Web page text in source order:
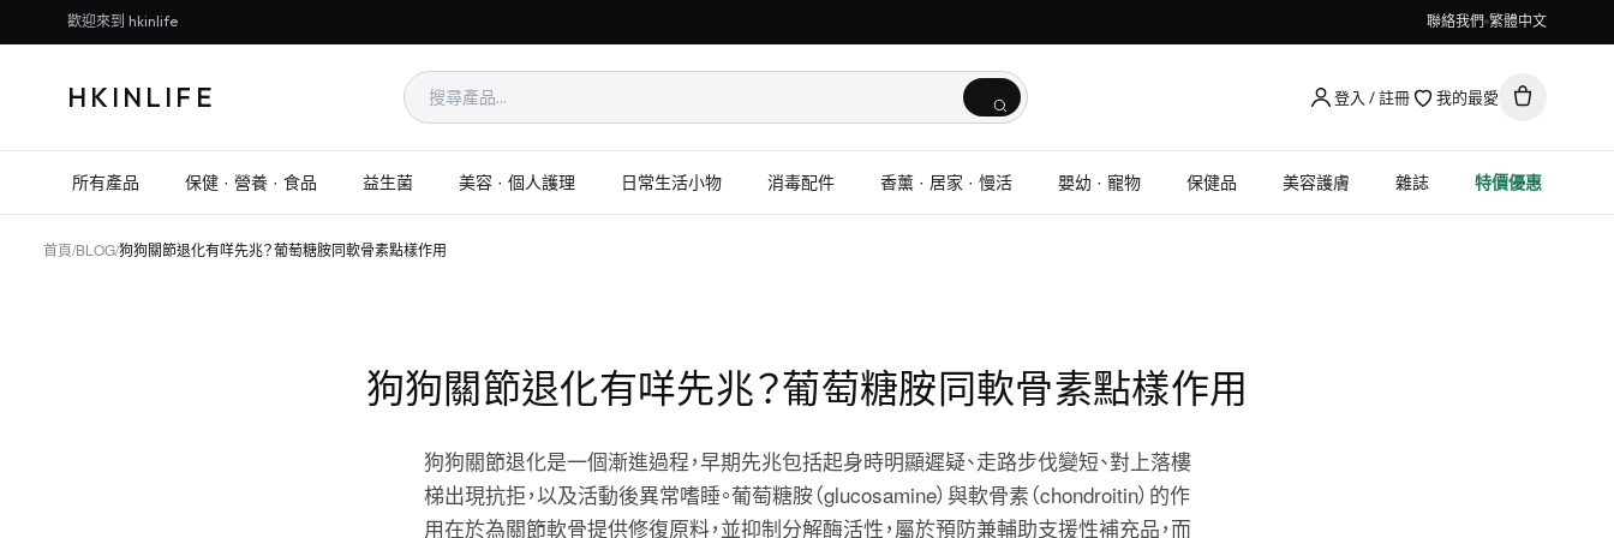
歡迎來到 hkinlife 聯絡我們 繁體中文
HKINLIFE 登入 / 註冊 我的最愛
所有產品 保健 · 營養 · 食品 益生菌 美容 · 個人護理 日常生活小物 消毒配件 香薰 · 居家 · 慢活 嬰幼 · 寵物 保健品 美容護膚 雜誌 特價優惠
首頁/BLOG/狗狗關節退化有咩先兆？葡萄糖胺同軟骨素點樣作用
狗狗關節退化有咩先兆？葡萄糖胺同軟骨素點樣作用
狗狗關節退化是一個漸進過程，早期先兆包括起身時明顯遲疑、走路步伐變短、對上落樓
梯出現抗拒，以及活動後異常嗜睡。葡萄糖胺（glucosamine）與軟骨素（chondroitin）的作
用在於為關節軟骨提供修復原料，並抑制分解酶活性，屬於預防兼輔助支援性補充品，而